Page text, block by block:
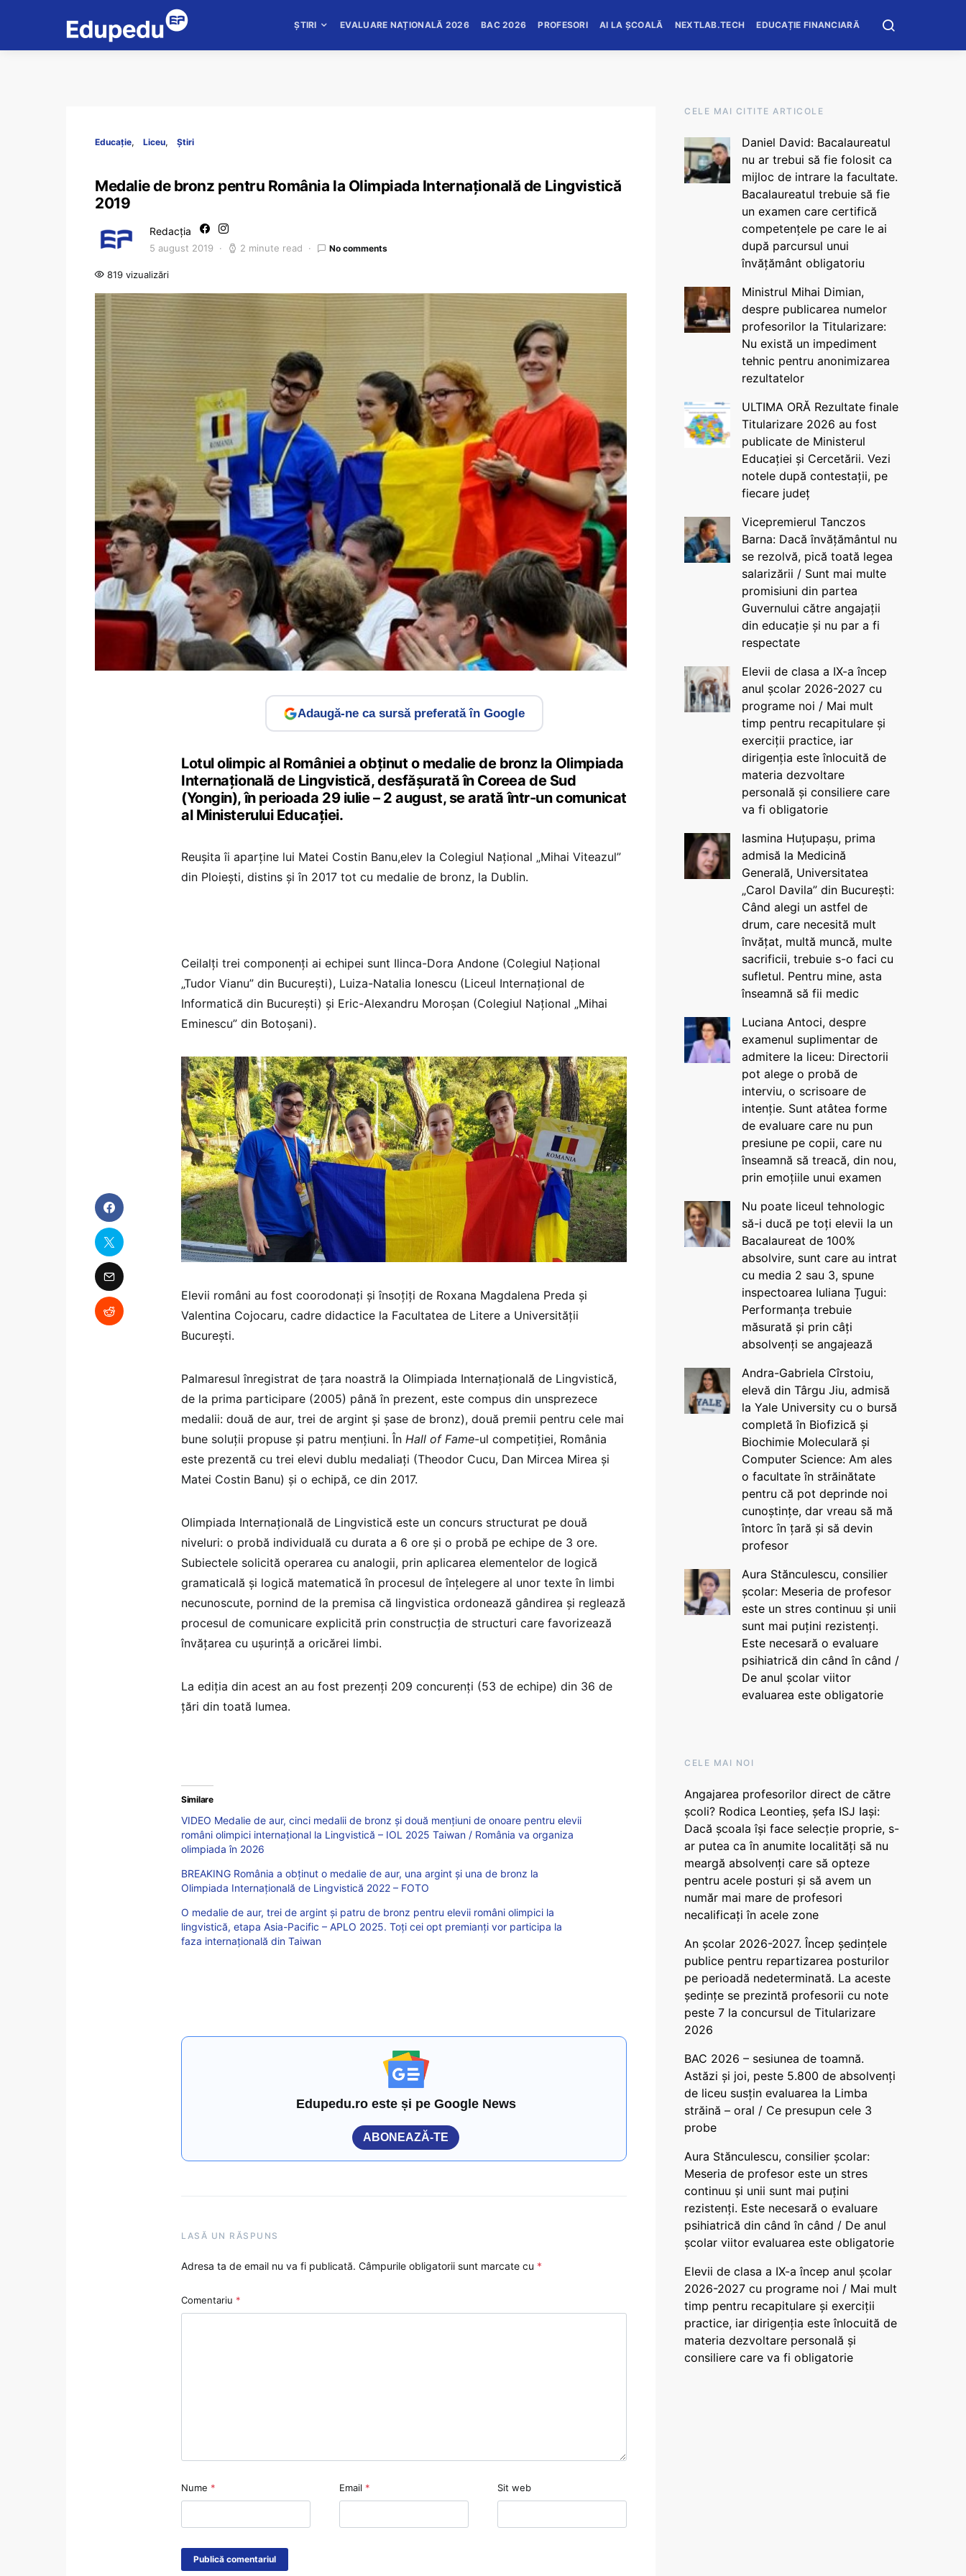
ȘTIRI EVALUARE NAȚIONALĂ 2026 BAC 2026 PROFESORI AI LA ȘCOALĂ NEXTLAB.TECH EDUCAȚIE FINANCIARĂ
Educație Liceu Știri
Medalie de bronz pentru România la Olimpiada Internațională de Lingvistică
2019
Redacția
5 august 2019 2 minute read No comments
819 vizualizări
Adaugă-ne ca sursă preferată în Google
Lotul olimpic al României a obținut o medalie de bronz la Olimpiada
Internațională de Lingvistică, desfăşurată în Coreea de Sud
(Yongin), în perioada 29 iulie – 2 august, se arată într-un comunicat
al Ministerului Educației.
Reușita îi aparține lui Matei Costin Banu,elev la Colegiul Național „Mihai Viteazul”
din Ploiești, distins și în 2017 tot cu medalie de bronz, la Dublin.
Ceilalți trei componenți ai echipei sunt Ilinca-Dora Andone (Colegiul Național
„Tudor Vianu” din București), Luiza-Natalia Ionescu (Liceul Internațional de
Informatică din București) și Eric-Alexandru Moroșan (Colegiul Național „Mihai
Eminescu” din Botoșani).
Elevii români au fost coorodonați și însoțiți de Roxana Magdalena Preda şi
Valentina Cojocaru, cadre didactice la Facultatea de Litere a Universităţii
Bucureşti.
Palmaresul înregistrat de țara noastră la Olimpiada Internaţională de Lingvistică,
de la prima participare (2005) până în prezent, este compus din unsprezece
medalii: două de aur, trei de argint și șase de bronz), două premii pentru cele mai
bune soluții propuse și patru mențiuni. În Hall of Fame-ul competiției, România
este prezentă cu trei elevi dublu medaliați (Theodor Cucu, Dan Mircea Mirea și
Matei Costin Banu) și o echipă, ce din 2017.
Olimpiada Internaţională de Lingvistică este un concurs structurat pe două
niveluri: o probă individuală cu durata a 6 ore şi o probă pe echipe de 3 ore.
Subiectele solicită operarea cu analogii, prin aplicarea elementelor de logică
gramaticală şi logică matematică în procesul de înţelegere al unor texte în limbi
necunoscute, pornind de la premisa că lingvistica ordonează gândirea şi reglează
procesul de comunicare explicită prin construcţia de structuri care favorizează
învăţarea cu uşurinţă a oricărei limbi.
La ediţia din acest an au fost prezenți 209 concurenţi (53 de echipe) din 36 de
ţări din toată lumea.
Similare
VIDEO Medalie de aur, cinci medalii de bronz și două mențiuni de onoare pentru elevii
români olimpici internațional la Lingvistică – IOL 2025 Taiwan / România va organiza
olimpiada în 2026
BREAKING România a obținut o medalie de aur, una argint și una de bronz la
Olimpiada Internațională de Lingvistică 2022 – FOTO
O medalie de aur, trei de argint și patru de bronz pentru elevii români olimpici la
lingvistică, etapa Asia-Pacific – APLO 2025. Toți cei opt premianți vor participa la
faza internațională din Taiwan
Edupedu.ro este și pe Google News
ABONEAZĂ-TE
LASĂ UN RĂSPUNS
Adresa ta de email nu va fi publicată. Câmpurile obligatorii sunt marcate cu *
Comentariu *
Nume * Email * Sit web
CELE MAI CITITE ARTICOLE
Daniel David: Bacalaureatul
nu ar trebui să fie folosit ca
mijloc de intrare la facultate.
Bacalaureatul trebuie să fie
un examen care certifică
competențele pe care le ai
după parcursul unui
învățământ obligatoriu
Ministrul Mihai Dimian,
despre publicarea numelor
profesorilor la Titularizare:
Nu există un impediment
tehnic pentru anonimizarea
rezultatelor
ULTIMA ORĂ Rezultate finale
Titularizare 2026 au fost
publicate de Ministerul
Educației și Cercetării. Vezi
notele după contestații, pe
fiecare județ
Vicepremierul Tanczos
Barna: Dacă învățământul nu
se rezolvă, pică toată legea
salarizării / Sunt mai multe
promisiuni din partea
Guvernului către angajații
din educație și nu par a fi
respectate
Elevii de clasa a IX-a încep
anul școlar 2026-2027 cu
programe noi / Mai mult
timp pentru recapitulare și
exerciții practice, iar
dirigenția este înlocuită de
materia dezvoltare
personală și consiliere care
va fi obligatorie
Iasmina Huțupașu, prima
admisă la Medicină
Generală, Universitatea
„Carol Davila” din București:
Când alegi un astfel de
drum, care necesită mult
învățat, multă muncă, multe
sacrificii, trebuie s-o faci cu
sufletul. Pentru mine, asta
înseamnă să fii medic
Luciana Antoci, despre
examenul suplimentar de
admitere la liceu: Directorii
pot alege o probă de
interviu, o scrisoare de
intenție. Sunt atâtea forme
de evaluare care nu pun
presiune pe copii, care nu
înseamnă să treacă, din nou,
prin emoțiile unui examen
Nu poate liceul tehnologic
să-i ducă pe toți elevii la un
Bacalaureat de 100%
absolvire, sunt care au intrat
cu media 2 sau 3, spune
inspectoarea Iuliana Țugui:
Performanța trebuie
măsurată și prin câți
absolvenți se angajează
Andra-Gabriela Cîrstoiu,
elevă din Târgu Jiu, admisă
la Yale University cu o bursă
completă în Biofizică și
Biochimie Moleculară și
Computer Science: Am ales
o facultate în străinătate
pentru că pot deprinde noi
cunoștințe, dar vreau să mă
întorc în țară și să devin
profesor
Aura Stănculescu, consilier
școlar: Meseria de profesor
este un stres continuu și unii
sunt mai puțini rezistenți.
Este necesară o evaluare
psihiatrică din când în când /
De anul școlar viitor
evaluarea este obligatorie
CELE MAI NOI
Angajarea profesorilor direct de către
școli? Rodica Leontieș, șefa ISJ Iași:
Dacă școala își face selecție proprie, s-
ar putea ca în anumite localități să nu
meargă absolvenți care să opteze
pentru acele posturi și să avem un
număr mai mare de profesori
necalificați în acele zone
An școlar 2026-2027. Încep ședințele
publice pentru repartizarea posturilor
pe perioadă nedeterminată. La aceste
ședințe se prezintă profesorii cu note
peste 7 la concursul de Titularizare
2026
BAC 2026 – sesiunea de toamnă.
Astăzi și joi, peste 5.800 de absolvenți
de liceu susțin evaluarea la Limba
străină – oral / Ce presupun cele 3
probe
Aura Stănculescu, consilier școlar:
Meseria de profesor este un stres
continuu și unii sunt mai puțini
rezistenți. Este necesară o evaluare
psihiatrică din când în când / De anul
școlar viitor evaluarea este obligatorie
Elevii de clasa a IX-a încep anul școlar
2026-2027 cu programe noi / Mai mult
timp pentru recapitulare și exerciții
practice, iar dirigenția este înlocuită de
materia dezvoltare personală și
consiliere care va fi obligatorie